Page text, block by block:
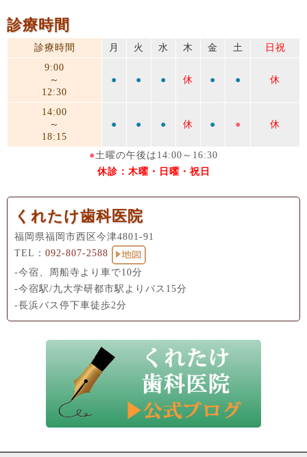
診療時間
診療時間 月 火 水 木 金 土
日祝
9:00
～
12:30
● ● ● 休 ● ● 休
14:00
～
18:15
● ● ● 休 ● ● 休
●土曜の午後は14:00～16:30
休診：木曜・日曜・祝日
くれたけ歯科医院
福岡県福岡市西区今津4801-91
TEL： 092-807-2588
-今宿、周船寺より車で10分
-今宿駅/九大学研都市駅よりバス15分
-長浜バス停下車徒歩2分